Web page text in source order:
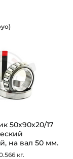
мм,
50х90х20/17
на вал 50 мм.
кг.